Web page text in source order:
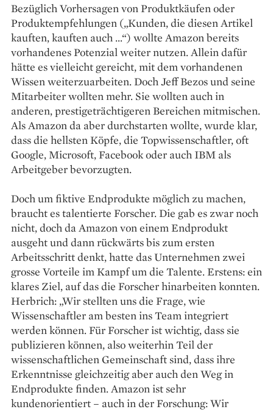
Bezüglich Vorhersagen von ­Produktkäufen oder
Produkt­empfehlungen („Kunden, die diesen Artikel
kauften, kauften auch …“) wollte Amazon bereits
vorhandenes Potenzial weiter nutzen. Allein dafür
hätte es vielleicht gereicht, mit dem vorhandenen
Wissen weiterzuarbeiten. Doch Jeff Bezos und seine
Mitarbeiter wollten mehr. Sie wollten auch in
anderen, prestigeträchtigeren Bereichen mitmischen.
Als Amazon da aber durchstarten wollte, wurde klar,
dass die hellsten Köpfe, die Topwissenschaftler, oft
Google, Microsoft, Facebook oder auch IBM als
Arbeitgeber bevorzugten.
Doch um fiktive Endprodukte möglich zu machen,
braucht es talentierte Forscher. Die gab es zwar noch
nicht, doch da Amazon von einem Endprodukt
ausgeht und dann rückwärts bis zum ersten
Arbeitsschritt denkt, hatte das Unternehmen zwei
grosse Vorteile im Kampf um die Talente. Erstens: ein
klares Ziel, auf das die Forscher hinarbeiten konnten.
Herbrich: „Wir stellten uns die Frage, wie
Wissenschaftler am besten ins Team integriert
werden können. Für Forscher ist wichtig, dass sie
publizieren können, also weiterhin Teil der
wissenschaftlichen Gemeinschaft sind, dass ihre
Erkenntnisse gleichzeitig aber auch den Weg in
Endprodukte finden. Amazon ist sehr
kundenorientiert – auch in der Forschung: Wir